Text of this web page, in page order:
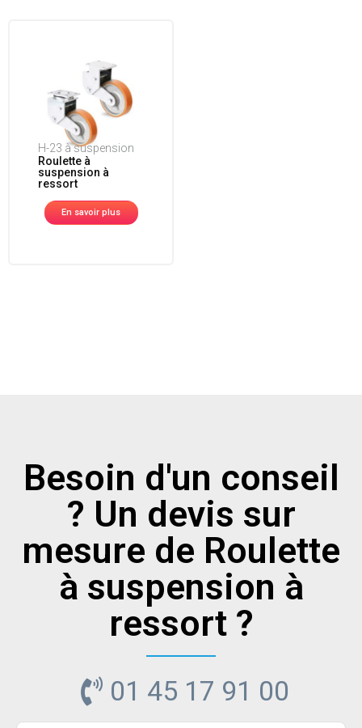
H-23 à suspension
Roulette à
suspension à
ressort
En savoir plus
Besoin d'un conseil
? Un devis sur
mesure de Roulette
à suspension à
ressort ?
01 45 17 91 00